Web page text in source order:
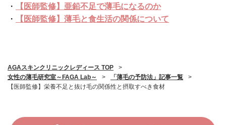
・
【医師監修】亜鉛不足で薄毛になるのか
・
【医師監修】薄毛と食生活の関係について
AGAスキンクリニックレディース TOP
>
女性の薄毛研究室～FAGA Lab～
> 「薄毛の予防法」記事一覧
>
【医師監修】栄養不足と抜け毛の関係性と摂取すべき食材